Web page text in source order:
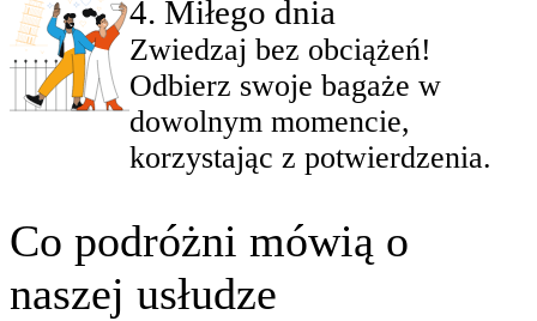
4. Miłego dnia
Zwiedzaj bez obciążeń!
Odbierz swoje bagaże w
dowolnym momencie,
korzystając z potwierdzenia.
Co podróżni mówią o
naszej usłudze